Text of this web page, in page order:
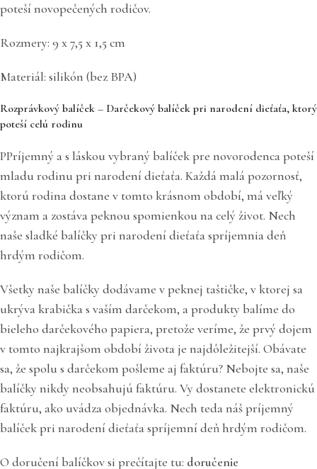
poteší novopečených rodičov.
Rozmery: 9 x 7,5 x 1,5 cm
Materiál: silikón (bez BPA)
Rozprávkový balíček – Darčekový balíček pri narodení dieťaťa, ktorý
poteší celú rodinu
PPríjemný a s láskou vybraný balíček pre novorodenca poteší
mladu rodinu pri narodení dieťaťa. Každá malá pozornosť,
ktorú rodina dostane v tomto krásnom období, má veľký
význam a zostáva peknou spomienkou na celý život. Nech
naše sladké balíčky pri narodení dieťaťa spríjemnia deň
hrdým rodičom.
Všetky naše balíčky dodávame v peknej taštičke, v ktorej sa
ukrýva krabička s vaším darčekom, a produkty balíme do
bieleho darčekového papiera, pretože veríme, že prvý dojem
v tomto najkrajšom období života je najdôležitejší. Obávate
sa, že spolu s darčekom pošleme aj faktúru? Nebojte sa, naše
balíčky nikdy neobsahujú faktúru. Vy dostanete elektronickú
faktúru, ako uvádza objednávka. Nech teda náš príjemný
balíček pri narodení dieťaťa spríjemní deň hrdým rodičom.
O doručení balíčkov si prečítajte tu: doručenie